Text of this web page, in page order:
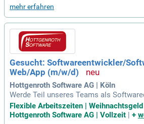
dige Durchführung von Entwicklertests
mehr erfahren
Gesucht: Softwareentwickler/
Web/App (m/w/d)
Hottgenroth Software AG | Köln
Werde Teil unseres Teams als
n Köln! Bei Hottgenroth Software
eb- und App-Lösungen in einem agilen
Flexible Arbeitszeiten |
Hottgenroth Software AG | Vollzeit
+